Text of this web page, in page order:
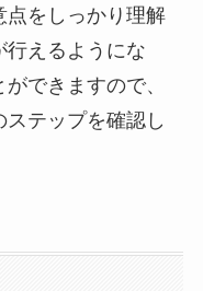
点をしっかり理解
行えるようにな
できますので、
テップを確認し